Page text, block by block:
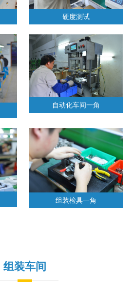
硬度测试
自动化车间一角
组装检具一角
组装车间